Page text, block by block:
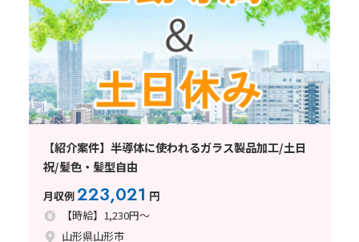
【紹介案件】半導体に使われるガラス製品加工/土日
祝/髪色・髪型自由
月収例223,021 円
【時給】1,230円～
山形県山形市